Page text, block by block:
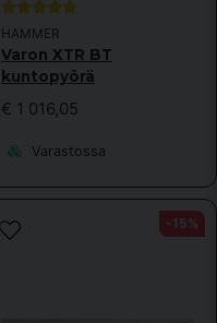
HAMMER
Varon XTR BT
kuntopyörä
€ 1 016,05
Varastossa
-15%